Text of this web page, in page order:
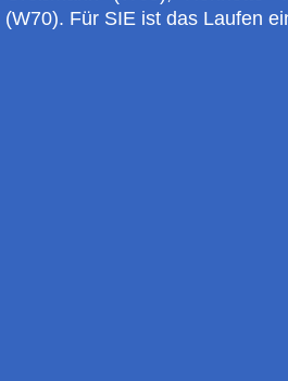
(W70). Für SIE ist das Laufen